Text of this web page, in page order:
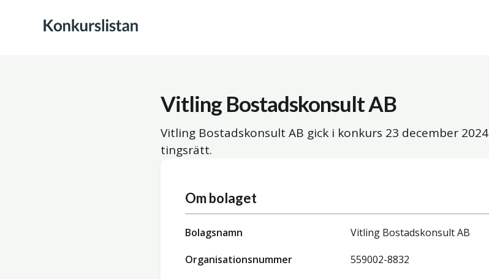
Vitling Bostadskonsult AB
Vitling Bostadskonsult AB gick i konkurs 23 december 2024
tingsrätt.
Om bolaget
Bolagsnamn
Vitling Bostadskonsult AB
Organisationsnummer
559002-8832